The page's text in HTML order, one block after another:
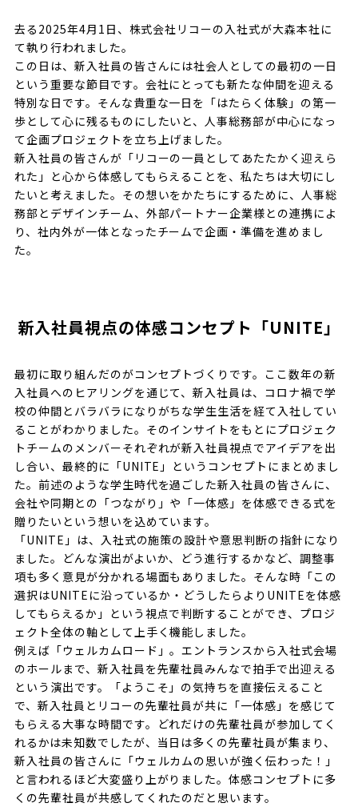
去る2025年4月1日、株式会社リコーの入社式が大森本社に
て執り行われました。
この日は、新入社員の皆さんには社会人としての最初の一日
という重要な節目です。会社にとっても新たな仲間を迎える
特別な日です。そんな貴重な一日を「はたらく体験」の第一
歩として心に残るものにしたいと、人事総務部が中心になっ
て企画プロジェクトを立ち上げました。
新入社員の皆さんが「リコーの一員としてあたたかく迎えら
れた」と心から体感してもらえることを、私たちは大切にし
たいと考えました。その想いをかたちにするために、人事総
務部とデザインチーム、外部パートナー企業様との連携によ
り、社内外が一体となったチームで企画・準備を進めまし
た。
新入社員視点の体感コンセプト「UNITE」
最初に取り組んだのがコンセプトづくりです。ここ数年の新
入社員へのヒアリングを通じて、新入社員は、コロナ禍で学
校の仲間とバラバラになりがちな学生生活を経て入社してい
ることがわかりました。そのインサイトをもとにプロジェク
トチームのメンバーそれぞれが新入社員視点でアイデアを出
し合い、最終的に「UNITE」というコンセプトにまとめまし
た。前述のような学生時代を過ごした新入社員の皆さんに、
会社や同期との「つながり」や「一体感」を体感できる式を
贈りたいという想いを込めています。
「UNITE」は、入社式の施策の設計や意思判断の指針になり
ました。どんな演出がよいか、どう進行するかなど、調整事
項も多く意見が分かれる場面もありました。そんな時「この
選択はUNITEに沿っているか・どうしたらよりUNITEを体感
してもらえるか」という視点で判断することができ、プロジ
ェクト全体の軸として上手く機能しました。
例えば「ウェルカムロード」。エントランスから入社式会場
のホールまで、新入社員を先輩社員みんなで拍手で出迎える
という演出です。「ようこそ」の気持ちを直接伝えること
で、新入社員とリコーの先輩社員が共に「一体感」を感じて
もらえる大事な時間です。どれだけの先輩社員が参加してく
れるかは未知数でしたが、当日は多くの先輩社員が集まり、
新入社員の皆さんに「ウェルカムの思いが強く伝わった！」
と言われるほど大変盛り上がりました。体感コンセプトに多
くの先輩社員が共感してくれたのだと思います。